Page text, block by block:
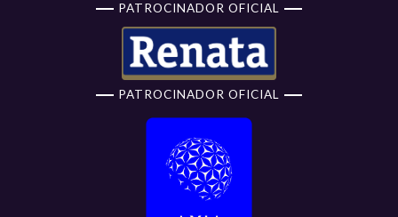
PATROCINADOR OFICIAL
PATROCINADOR OFICIAL